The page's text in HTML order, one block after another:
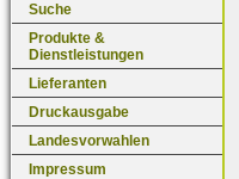
Suche
Produkte &
Dienstleistungen
Lieferanten
Druckausgabe
Landesvorwahlen
Impressum